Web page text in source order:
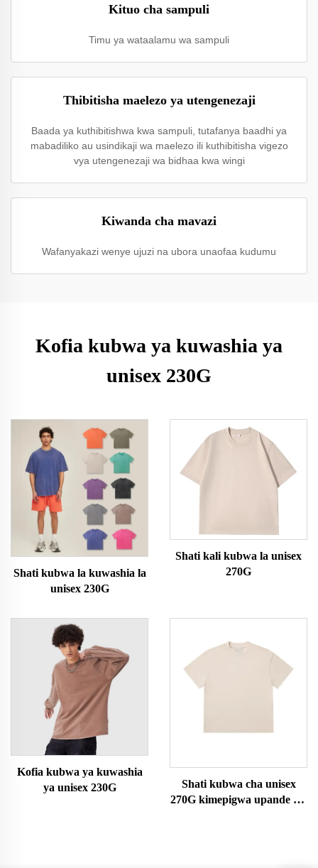
Kituo cha sampuli
Timu ya wataalamu wa sampuli
Thibitisha maelezo ya utengenezaji
Baada ya kuthibitishwa kwa sampuli, tutafanya baadhi ya
mabadiliko au usindikaji wa maelezo ili kuthibitisha vigezo
vya utengenezaji wa bidhaa kwa wingi
Kiwanda cha mavazi
Wafanyakazi wenye ujuzi na ubora unaofaa kudumu
Kofia kubwa ya kuwashia ya
unisex 230G
Shati kubwa la kuwashia la
unisex 230G
Shati kali kubwa la unisex
270G
Kofia kubwa ya kuwashia
ya unisex 230G
Shati kubwa cha unisex
270G kimepigwa upande wa